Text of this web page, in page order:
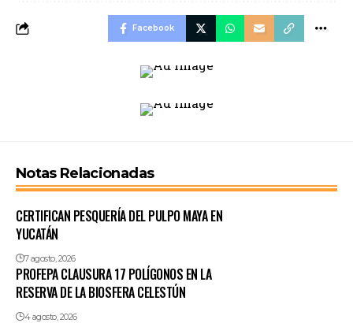
Facebook
Notas Relacionadas
CERTIFICAN PESQUERÍA DEL PULPO MAYA EN
YUCATÁN
7 agosto, 2026
PROFEPA CLAUSURA 17 POLÍGONOS EN LA
RESERVA DE LA BIOSFERA CELESTÚN
4 agosto, 2026